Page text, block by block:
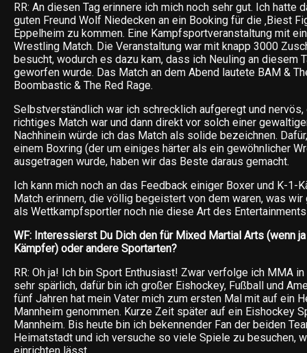
RR: An diesen Tag erinnere ich mich noch sehr gut. Ich hatte
guten Freund Wolf Niedecken an ein Booking für die ‚Biest
Eppelheim zu kommen. Eine Kampfsportveranstaltung mit
Wrestling Match. Die Veranstaltung war mit knapp 3000
besucht, wodurch es dazu kam, dass ich Neuling an diesem
geworfen wurde. Das Match an dem Abend lautete BAM &
Boombastic & The Red Rage.
Selbstverständlich war ich schrecklich aufgeregt und
richtiges Match war und dann direkt vor solch einer
Nachhinein würde ich das Match als solide bezeichnen.
einem Boxring (der um einiges härter als ein gewöhnlicher
ausgetragen wurde, haben wir das Beste daraus gemacht.
Ich kann mich noch an das Feedback einiger Boxer und K-1-
Match erinnern, die völlig begeistert von dem waren, was wir
als Wettkampfsportler noch nie diese Art des
WF: Interessierst Du Dich den für Mixed Martial Arts (wenn
Kämpfer) oder andere Sportarten?
RR: Oh ja! Ich bin Sport Enthusiast! Zwar verfolge ich MMA in
sehr spärlich, dafür bin ich großer Eishockey, Fußball und
fünf Jahren hat mein Vater mich zum ersten Mal mit auf ein
Mannheim genommen. Kurze Zeit später auf ein Eishockey
Mannheim. Bis heute bin ich bekennender Fan der beiden
Heimatstadt und ich versuche so viele Spiele zu besuchen,